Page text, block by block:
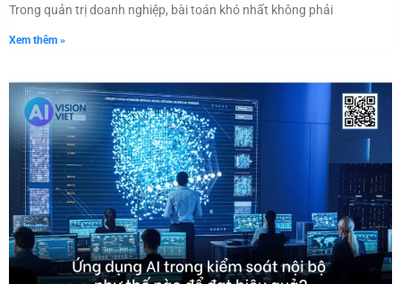
Trong quản trị doanh nghiệp, bài toán khó nhất không phải
Xem thêm »